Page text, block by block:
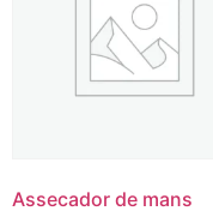
Assecador de mans